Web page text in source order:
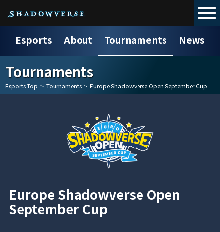
Esports About Tournaments News
Tournaments
Esports Top > Tournaments > Europe Shadowverse Open September Cup
Europe Shadowverse Open
September Cup